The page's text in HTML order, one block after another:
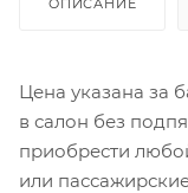
ОПИСАНИЕ
Цена указана за
в салон без
приобрести
или